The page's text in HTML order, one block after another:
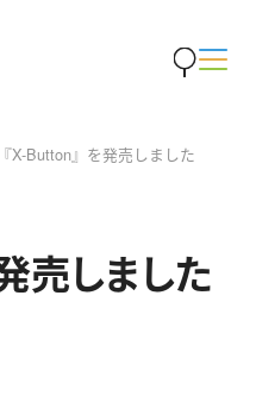
『X-Button』を発売しました
売しました